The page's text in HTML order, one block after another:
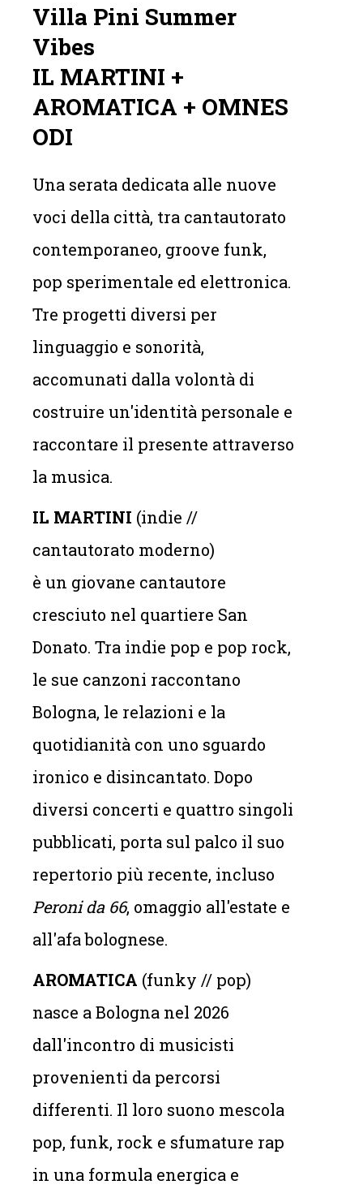
Villa Pini Summer
Vibes
IL MARTINI +
AROMATICA + OMNES
ODI
Una serata dedicata alle nuove
voci della città, tra cantautorato
contemporaneo, groove funk,
pop sperimentale ed elettronica.
Tre progetti diversi per
linguaggio e sonorità,
accomunati dalla volontà di
costruire un'identità personale e
raccontare il presente attraverso
la musica.
IL MARTINI (indie //
cantautorato moderno)
è un giovane cantautore
cresciuto nel quartiere San
Donato. Tra indie pop e pop rock,
le sue canzoni raccontano
Bologna, le relazioni e la
quotidianità con uno sguardo
ironico e disincantato. Dopo
diversi concerti e quattro singoli
pubblicati, porta sul palco il suo
repertorio più recente, incluso
Peroni da 66, omaggio all'estate e
all'afa bolognese.
AROMATICA (funky // pop)
nasce a Bologna nel 2026
dall'incontro di musicisti
provenienti da percorsi
differenti. Il loro suono mescola
pop, funk, rock e sfumature rap
in una formula energica e